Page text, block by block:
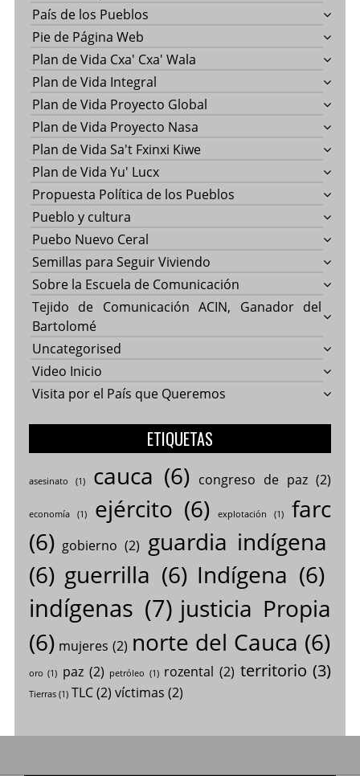
País de los Pueblos
Pie de Página Web
Plan de Vida Cxa' Cxa' Wala
Plan de Vida Integral
Plan de Vida Proyecto Global
Plan de Vida Proyecto Nasa
Plan de Vida Sa't Fxinxi Kiwe
Plan de Vida Yu' Lucx
Propuesta Política de los Pueblos
Pueblo y cultura
Puebo Nuevo Ceral
Semillas para Seguir Viviendo
Sobre la Escuela de Comunicación
Tejido de Comunicación ACIN, Ganador del
Bartolomé
Uncategorised
Video Inicio
Visita por el País que Queremos
ETIQUETAS
asesinato (1) cauca (6) congreso de paz(2)
economía(1) ejército (6) explotación (1)
farc
(6) gobierno (2) guardia indígena
(6) guerrilla (6) Indígena (6)
indígenas (7) justicia Propia
(6) mujeres (2) norte del Cauca (6)
oro (1) paz (2) petróleo (1) rozental (2) territorio (3)
Tierras(1) TLC(2) víctimas (2)